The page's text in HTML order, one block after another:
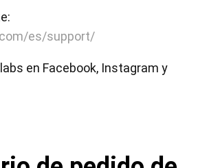
es/support/
en Facebook, Instagram y